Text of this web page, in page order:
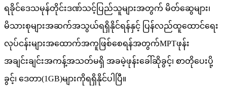
ရခိုင်ဒေသမုန်တိုင်းဒဏ်သင့်ပြည်သူများအတွက် မိတ်ဆွေများ၊
မိသားစုများအဆက်အသွယ်ရရှိနိုင်ရန်နှင့် ပြန်လည်ထူထောင်ရေး
လုပ်ငန်းများအထောက်အကူဖြစ်စေရန်အတွက်MPTဖုန်း
အချင်းချင်းအကန့်အသတ်မရှိ အခမဲ့ဖုန်းခေါ်ဆိုခွင့်၊ စာတိုပေးပို့
ခွင့်၊ ဒေတာ(1GB)များကိုရရှိနိုင်ပါပြီ။